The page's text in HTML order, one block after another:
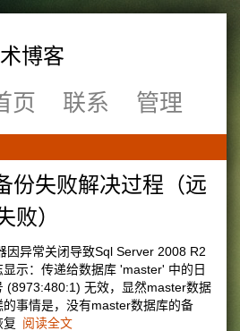
博客
页 联系 管理
份失败解决过程（远
败）
因异常关闭导致Sql Server 2008 R2
示：传递给数据库 'master' 中的日
(8973:480:1) 无效，显然master数据
事情是，没有master数据库的备
复 阅读全文